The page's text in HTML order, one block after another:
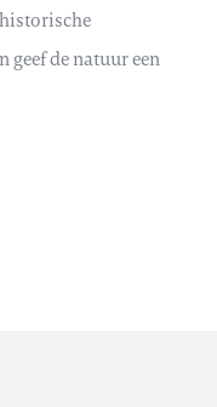
geef de natuur een